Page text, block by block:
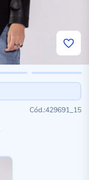
429691_15